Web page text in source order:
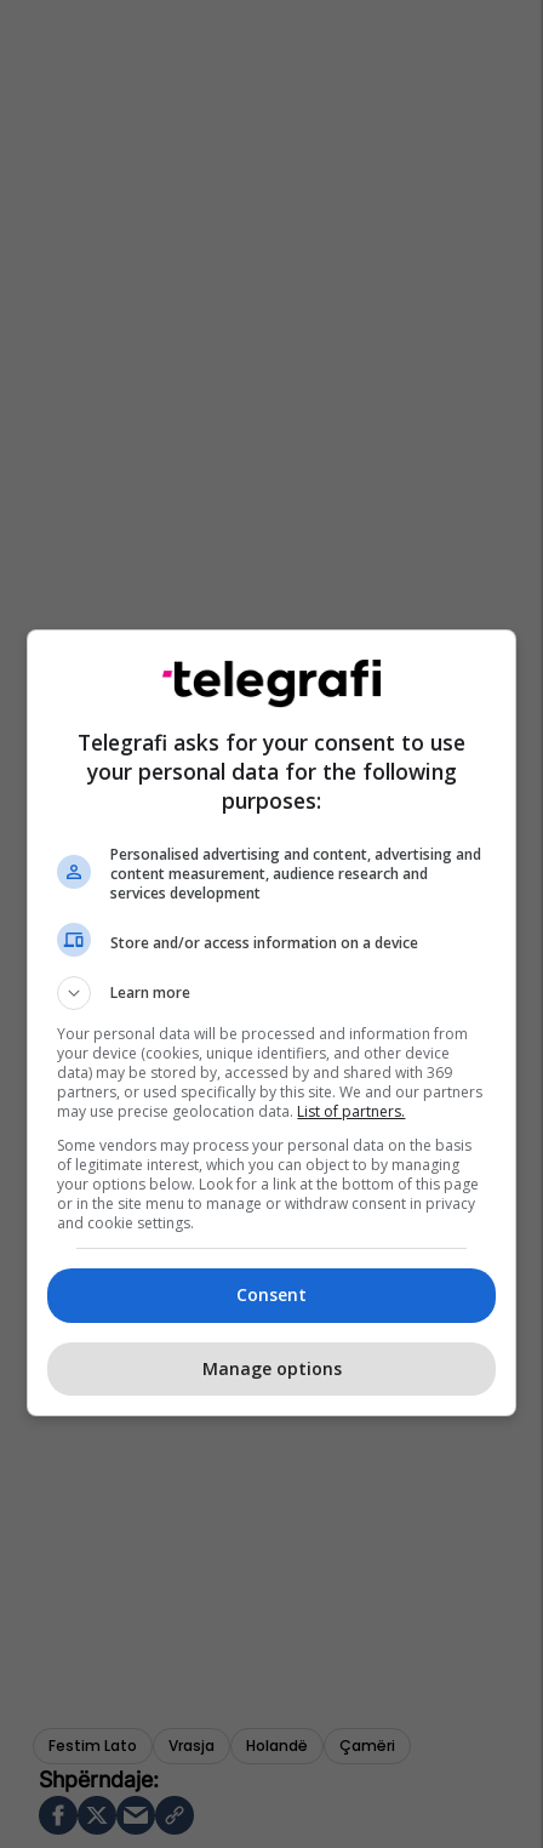
Festim Lato Vrasja Holandë Çamëri
Telegrafi asks for your consent to use
your personal data for the following
purposes:
Personalised advertising and content, advertising and
content measurement, audience research and
services development
Store and/or access information on a device
Learn more
Your personal data will be processed and information from
your device (cookies, unique identifiers, and other device
data) may be stored by, accessed by and shared with 369
partners, or used specifically by this site. We and our partners
may use precise geolocation data. List of partners.
Some vendors may process your personal data on the basis
of legitimate interest, which you can object to by managing
your options below. Look for a link at the bottom of this page
or in the site menu to manage or withdraw consent in privacy
and cookie settings.
Consent
Manage options